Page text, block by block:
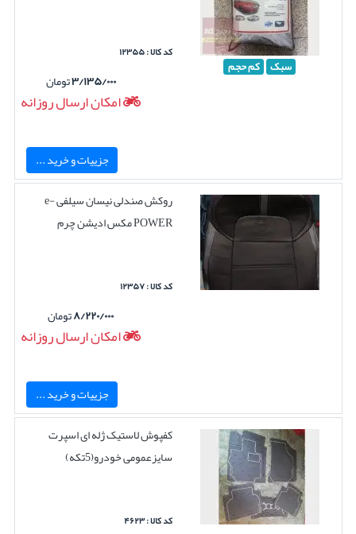
سبک کم حجم
کد کالا : ۱۲۳۵۵
۳/۱۳۵/۰۰۰تومان
امکان ارسال روزانه
جزییات و خرید ...
روکش صندلی نیسان سیلفی e-
POWER مکس ادیشن چرم
کد کالا : ۱۲۳۵۷
۸/۲۲۰/۰۰۰تومان
امکان ارسال روزانه
جزییات و خرید ...
کفپوش لاستیک ژله ای اسپرت
سایزعمومی خودرو(5تکه)
کد کالا : ۴۶۲۳